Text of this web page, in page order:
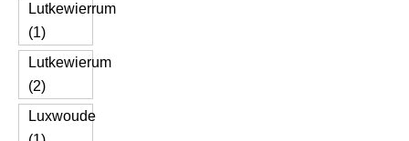
Lutkewierrum
(1)
Lutkewierum
(2)
Luxwoude